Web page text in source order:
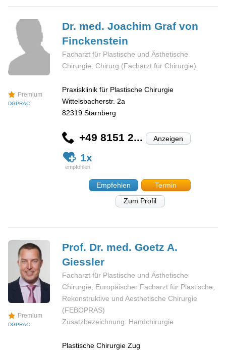
Premium
DGPRÄC
Dr. med. Joachim Graf von
Finckenstein
Facharzt für Plastische und Ästhetische
Chirurgie, Chirurg (Facharzt für Chirurgie)
Praxisklinik für Plastische Chirurgie
Wittelsbacherstr. 2a
82319 Starnberg
+49 8151 2... Anzeigen
1x
Empfehlen
Termin
Zum Profil
Premium
DGPRÄC
Prof. Dr. med. Goetz A.
Giessler
Facharzt für Plastische und Ästhetische
Chirurgie, Europäischer Facharzt für Plastische,
Rekonstruktive und Aesthetische Chirurgie
(FEBOPRAS)
Zusatzbezeichnung: Handchirurgie
Plastische Chirurgie Zug